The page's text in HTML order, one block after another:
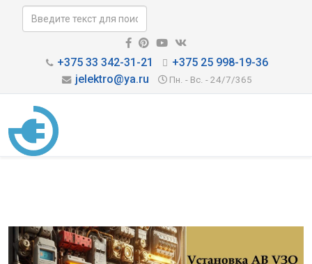
+375 33 342-31-21
+375 25 998-19-36
jelektro@ya.ru
Пн. - Вс. - 24/7/365